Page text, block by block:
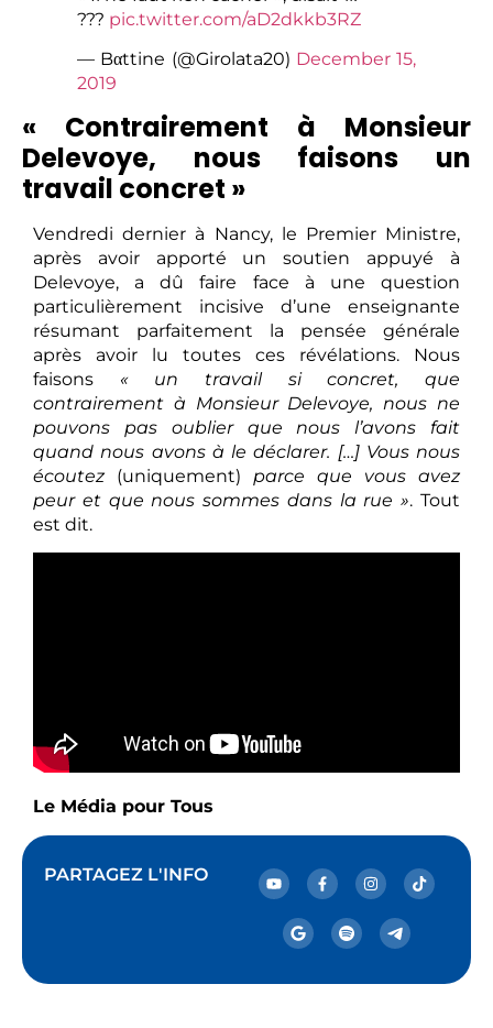
??? pic.twitter.com/aD2dkkb3RZ
— Bαttine (@Girolata20) December 15,
2019
« Contrairement à Monsieur
Delevoye, nous faisons un
travail concret »
Vendredi dernier à Nancy, le Premier Ministre,
après avoir apporté un soutien appuyé à
Delevoye, a dû faire face à une question
particulièrement incisive d’une enseignante
résumant parfaitement la pensée générale
après avoir lu toutes ces révélations. Nous
faisons « un travail si concret, que
contrairement à Monsieur Delevoye, nous ne
pouvons pas oublier que nous l’avons fait
quand nous avons à le déclarer. […] Vous nous
écoutez (uniquement) parce que vous avez
peur et que nous sommes dans la rue ». Tout
est dit.
Le Média pour Tous
PARTAGEZ L'INFO